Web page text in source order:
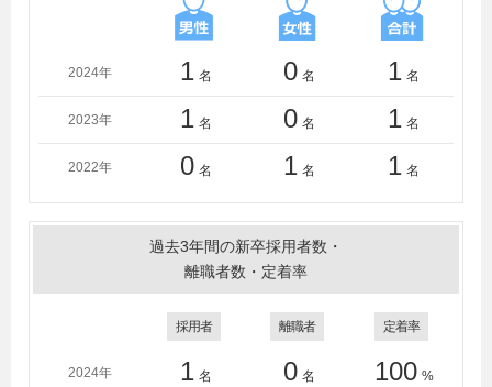
2024年 1 名 0 名 1 名
2023年 1 名 0 名 1 名
2022年 0 名 1 名 1 名
過去3年間の新卒採用者数・
離職者数・定着率
採用者 離職者 定着率
2024年 1 名 0 名 100 %